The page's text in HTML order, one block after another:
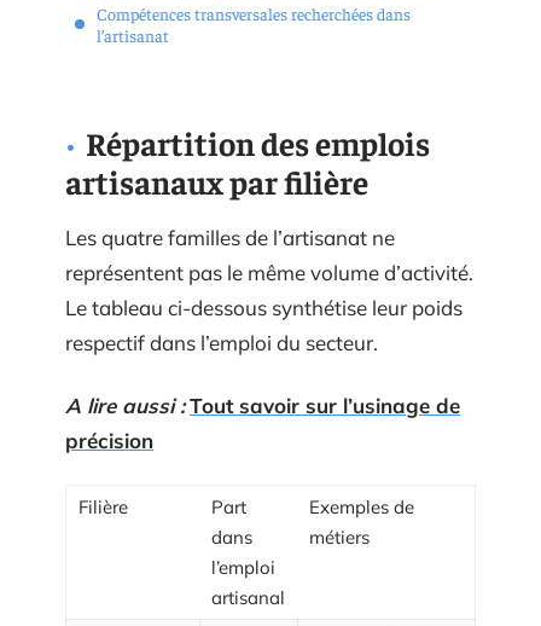
Compétences transversales recherchées dans
l’artisanat
Répartition des emplois
artisanaux par filière
Les quatre familles de l’artisanat ne
représentent pas le même volume d’activité.
Le tableau ci-dessous synthétise leur poids
respectif dans l’emploi du secteur.
A lire aussi :Tout savoir sur l’usinage de
précision
Filière
Part
dans
l’emploi
artisanal
Exemples de
métiers